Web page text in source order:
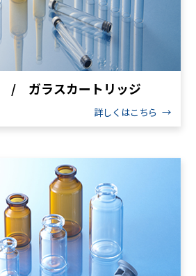
/ ガラスカートリッジ
詳しくはこちら